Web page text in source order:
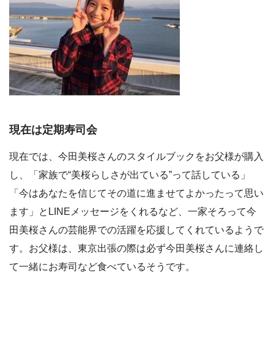
現在は定期寿司会
現在では、今田美桜さんのスタイルブックをお父様が購入
し、「家族で“美桜らしさが出ている”って話している」
「今はあなたを信じてその道に進ませてよかったって思い
ます」とLINEメッセージをくれるなど、一家そろって今
田美桜さんの芸能界での活躍を応援してくれているようで
す。お父様は、東京出張の際は必ず今田美桜さんに連絡し
て一緒にお寿司など食べているそうです。